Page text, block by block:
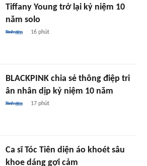
Tiffany Young trở lại kỷ niệm 10
năm solo
16 phút
BLACKPINK chia sẻ thông điệp tri
ân nhân dịp kỷ niệm 10 năm
17 phút
Ca sĩ Tóc Tiên diện áo khoét sâu
khoe dáng gợi cảm